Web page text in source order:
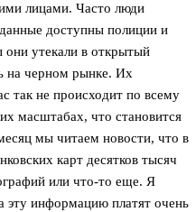
лицами. Часто люди
доступны полиции и
они утекали в открытый
на черном рынке. Их
так не происходит по всему
масштабах, что становится
мы читаем новости, что в
карт десятков тысяч
или что-то еще. Я
эту информацию платят очень